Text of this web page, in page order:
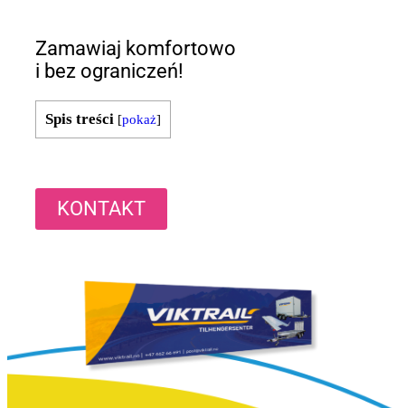
Zamawiaj komfortowo
i bez ograniczeń!
Spis treści [pokaż]
KONTAKT